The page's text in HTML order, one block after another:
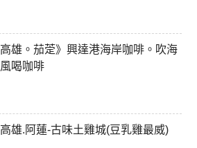
高雄。茄萣》興達港海岸咖啡。吹海
風喝咖啡
高雄.阿蓮-古味土雞城(豆乳雞最威)